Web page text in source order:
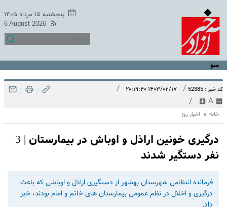
پنجشنبه ۱۵ مرداد ۱۴۰۵
6 August 2026
منو
کد خبر : 52385 / ۱۴۰۳/۰۲/۱۷ ۲۰:۱۹:۴۰ /
A
/
/
/
خانه اخبار روز
درگیری خونین اراذل و اوباش در بیمارستان | 3
نفر دستگیر شدند
فرمانده انتظامی شهرستان بهشهر از دستگیری اراذل و اوباشی که باعث
درگیری و اخلال در نظم عمومی بیمارستان های خاتم و امام بودند، خبر